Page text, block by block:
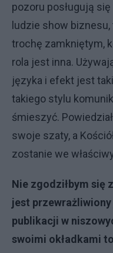
pozoru posługują
ludzie show
trochę zamkniętym,
rola jest inna.
języka i efekt jest
takiego stylu
śmieszyć.
swoje szaty, a
zostanie we
Nie zgodziłbym się
jest
publikacji w
swoimi okładkami